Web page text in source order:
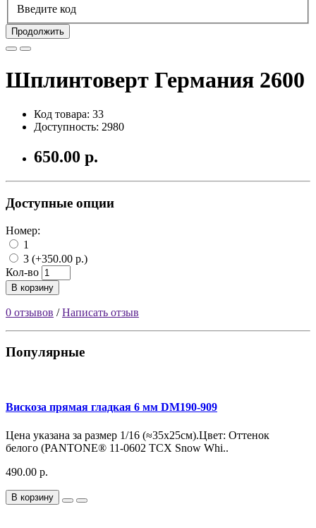
Введите код
Продолжить
Шплинтоверт Германия 2600
Код товара: 33
Доступность: 2980
650.00 р.
Доступные опции
Номер:
1
3 (+350.00 р.)
Кол-во
В корзину
0 отзывов /Написать отзыв
Популярные
Вискоза прямая гладкая 6 мм DM190-909
Цена указана за размер 1/16 (≈35х25см).Цвет: Оттенок
белого (PANTONE® 11-0602 TCX Snow Whi..
490.00 р.
В корзину